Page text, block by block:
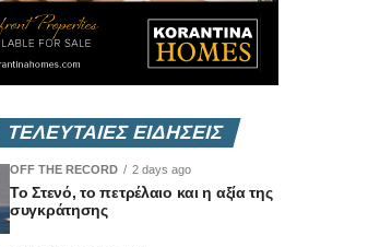
ΤΕΛΕΥΤΑΙΕΣ ΕΙΔΗΣΕΙΣ
OFF THE RECORD 2 days ago
Το Στενό, το πετρέλαιο και η αξία της
συγκράτησης